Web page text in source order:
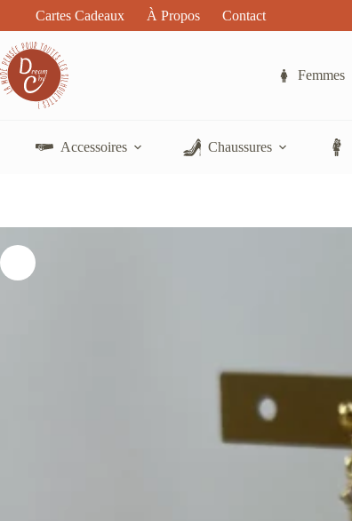
contenu
Cartes Cadeaux À Propos Contact
Femmes
Accessoires Chaussures